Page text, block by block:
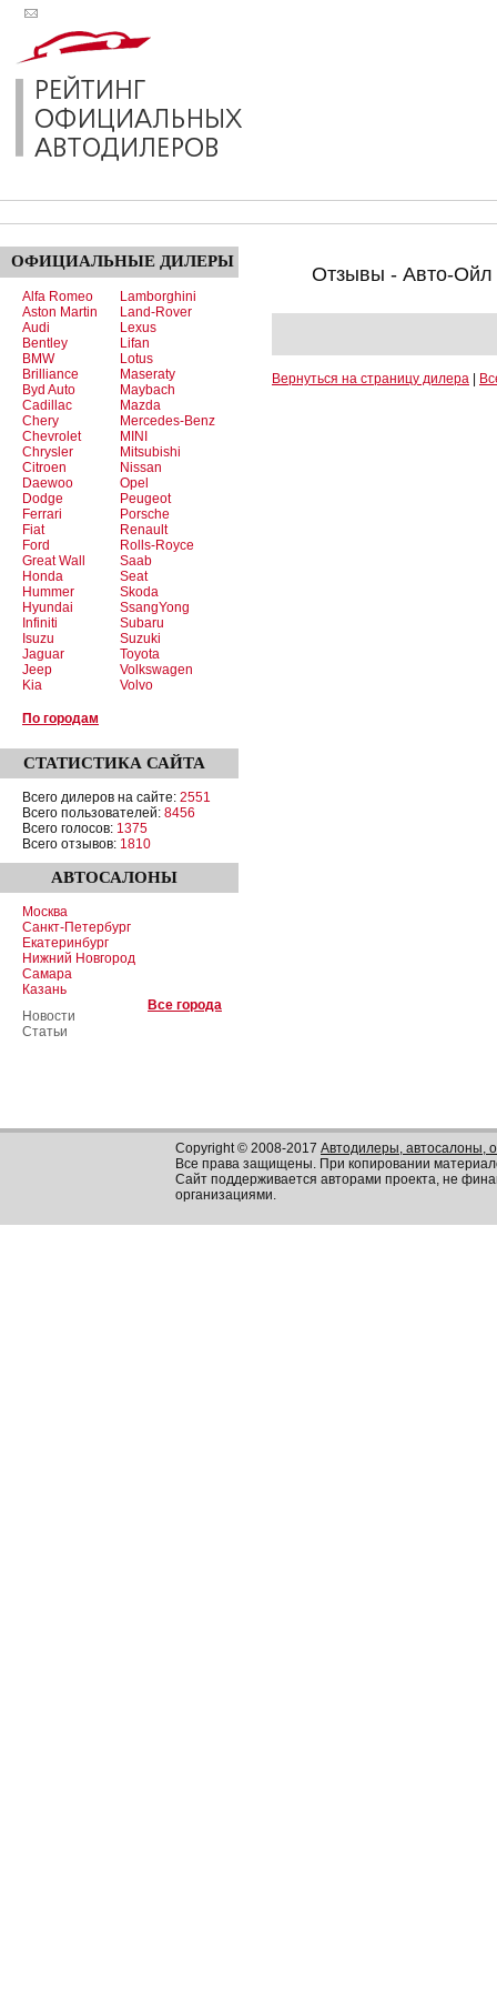
ОФИЦИАЛЬНЫЕ ДИЛЕРЫ
Alfa Romeo
Aston Martin
Audi
Bentley
BMW
Brilliance
Byd Auto
Cadillac
Chery
Chevrolet
Chrysler
Citroen
Daewoo
Dodge
Ferrari
Fiat
Ford
Great Wall
Honda
Hummer
Hyundai
Infiniti
Isuzu
Jaguar
Jeep
Kia
Lamborghini
Land-Rover
Lexus
Lifan
Lotus
Maseraty
Maybach
Mazda
Mercedes-Benz
MINI
Mitsubishi
Nissan
Opel
Peugeot
Porsche
Renault
Rolls-Royce
Saab
Seat
Skoda
SsangYong
Subaru
Suzuki
Toyota
Volkswagen
Volvo
По городам
СТАТИСТИКА САЙТА
Всего дилеров на сайте: 2551
Всего пользователей: 8456
Всего голосов: 1375
Всего отзывов: 1810
АВТОСАЛОНЫ
Москва
Санкт-Петербург
Екатеринбург
Нижний Новгород
Самара
Казань
Все города
Новости
Статьи
Отзывы - Авто-Ойл
Вернуться на страницу дилера
Copyright © 2008-2017 Автодилеры, автосалоны,
Все права защищены. При копировании
Сайт поддерживается авторами проекта, не
организациями.